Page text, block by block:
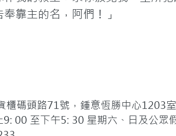
靠主的名，阿們！」
頭路71號，鍾意恆勝中心1203室
00 至下午5: 30 星期六、日及公眾